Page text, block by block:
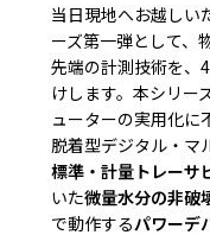
当日現地へお越しい
ーズ第一弾として、
先端の計測技術を、
けします。本シリー
ューターの実用化に
脱着型デジタル・マ
標準・計量トレーサ
いた微量水分の非破
で動作するパワーデ